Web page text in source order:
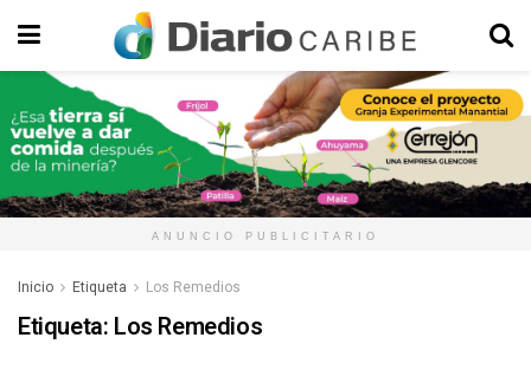
ANUNCIO PUBLICITARIO
Inicio Etiqueta Los Remedios
Etiqueta: Los Remedios